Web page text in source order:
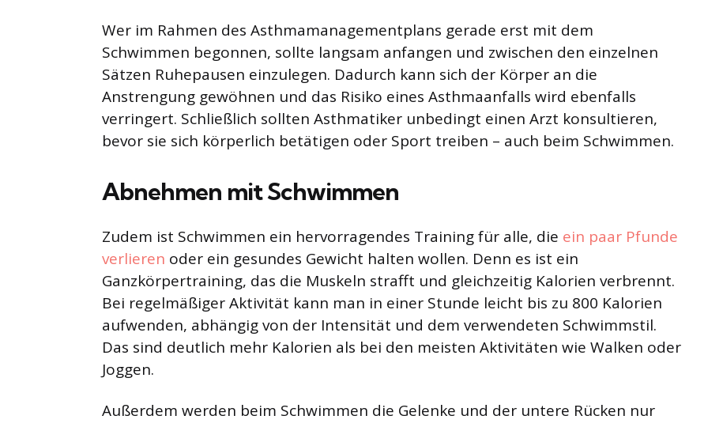
Wer im Rahmen des Asthmamanagementplans gerade erst mit dem
Schwimmen begonnen, sollte langsam anfangen und zwischen den einzelnen
Sätzen Ruhepausen einzulegen. Dadurch kann sich der Körper an die
Anstrengung gewöhnen und das Risiko eines Asthmaanfalls wird ebenfalls
verringert. Schließlich sollten Asthmatiker unbedingt einen Arzt konsultieren,
bevor sie sich körperlich betätigen oder Sport treiben – auch beim Schwimmen.
Abnehmen mit Schwimmen
Zudem ist Schwimmen ein hervorragendes Training für alle, die ein paar Pfunde
verlieren oder ein gesundes Gewicht halten wollen. Denn es ist ein
Ganzkörpertraining, das die Muskeln strafft und gleichzeitig Kalorien verbrennt.
Bei regelmäßiger Aktivität kann man in einer Stunde leicht bis zu 800 Kalorien
aufwenden, abhängig von der Intensität und dem verwendeten Schwimmstil.
Das sind deutlich mehr Kalorien als bei den meisten Aktivitäten wie Walken oder
Joggen.
Außerdem werden beim Schwimmen die Gelenke und der untere Rücken nur